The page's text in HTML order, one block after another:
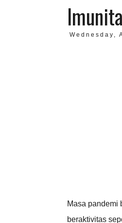
Wednesday,
Masa pandemi
beraktivitas